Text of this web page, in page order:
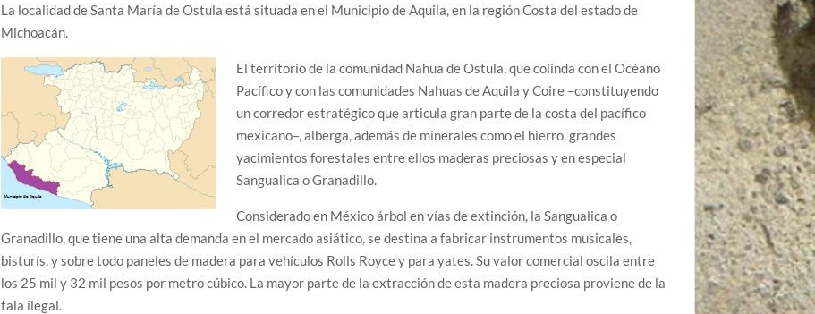
La localidad de Santa María de Ostula está situada en el Municipio de Aquila, en la región Costa del estado de
Michoacán.
El territorio de la comunidad Nahua de Ostula, que colinda con el Océano
Pacífico y con las comunidades Nahuas de Aquila y Coire –constituyendo
un corredor estratégico que articula gran parte de la costa del pacífico
mexicano–, alberga, además de minerales como el hierro, grandes
yacimientos forestales entre ellos maderas preciosas y en especial
Sangualica o Granadillo.
Considerado en México árbol en vías de extinción, la Sangualica o
Granadillo, que tiene una alta demanda en el mercado asiático, se destina a fabricar instrumentos musicales,
bisturís, y sobre todo paneles de madera para vehículos Rolls Royce y para yates. Su valor comercial oscila entre
los 25 mil y 32 mil pesos por metro cúbico. La mayor parte de la extracción de esta madera preciosa proviene de la
tala ilegal.